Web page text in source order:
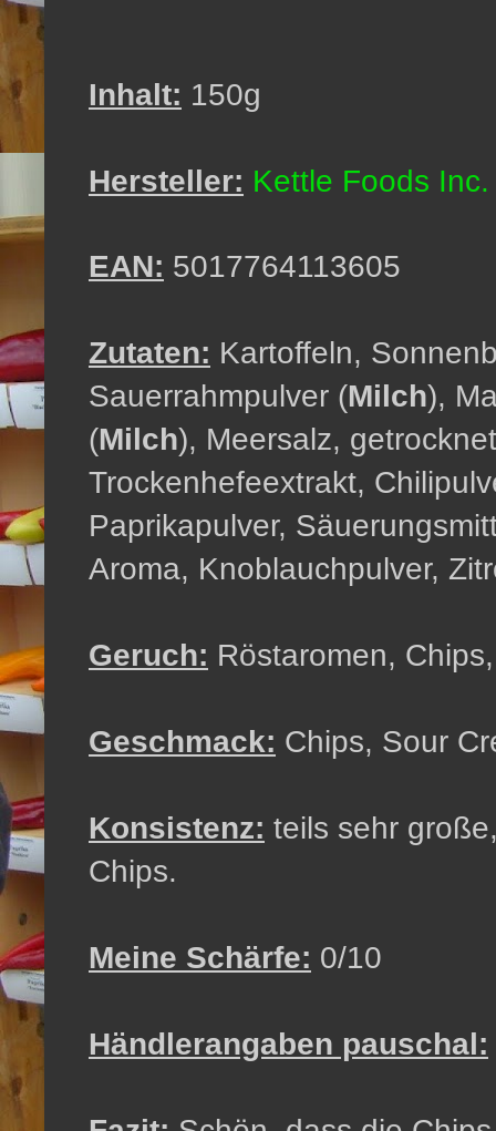
Inhalt: 150g
Hersteller: Kettle Foods Inc.
EAN: 5017764113605
Zutaten: Kartoffeln,
Sauerrahmpulver (Milch),
(Milch), Meersalz,
Trockenhefeextrakt,
Paprikapulver,
Aroma, Knoblauchpulver,
Geruch: Röstaromen,
Geschmack: Chips, Sour
Konsistenz: teils sehr
Chips.
Meine Schärfe: 0/10
Händlerangaben pauschal: